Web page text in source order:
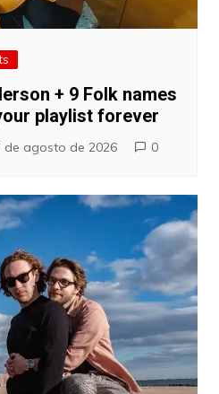
+ 9 Folk names
playlist forever
de agosto de 2026 0